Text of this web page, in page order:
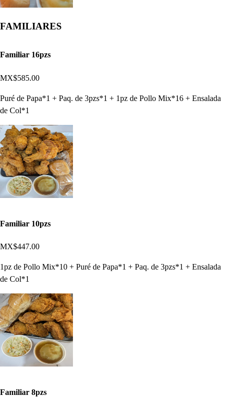
FAMILIARES
Familiar 16pzs
MX$585.00
Puré de Papa*1 + Paq. de 3pzs*1 + 1pz de Pollo Mix*16 + Ensalada
de Col*1
Familiar 10pzs
MX$447.00
1pz de Pollo Mix*10 + Puré de Papa*1 + Paq. de 3pzs*1 + Ensalada
de Col*1
Familiar 8pzs